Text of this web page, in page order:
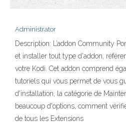
Administrator
Description: L’addon Community
et installer tout type d'addon,
votre Kodi. Cet addon comprend
tutoriels qui vous permet de vous
d'installation, la catégorie de
beaucoup d'options, comment
de tous les Extensions